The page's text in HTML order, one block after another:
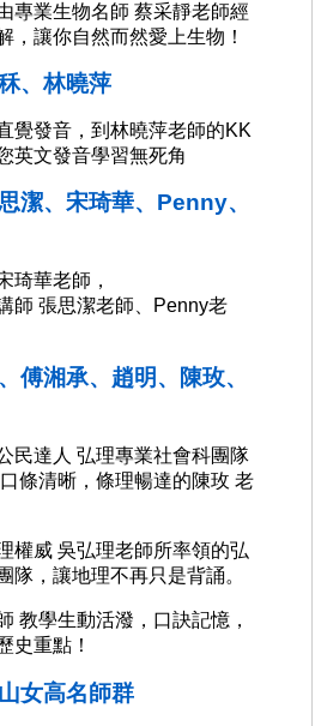
專業生物名師 蔡采靜老師經
，讓你自然而然愛上生物！
、林曉萍
覺發音，到林曉萍老師的KK
英文發音學習無死角
、宋琦華、Penny、
琦華老師，
師 張思潔老師、Penny老
湘承、趙明、陳玫、
民達人 弘理專業社會科團隊
條清晰，條理暢達的陳玫 老
權威 吳弘理老師所率領的弘
隊，讓地理不再只是背誦。
教學生動活潑，口訣記憶，
史重點！
女高名師群